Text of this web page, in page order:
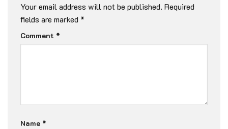
Your email address will not be published. Required
fields are marked *
Comment *
Name *